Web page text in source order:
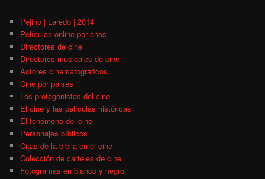
Pejino | Laredo | 2014
Películas online por años
Directores de cine
Directores musicales de cine
Actores cinematográficos
Cine por paises
Los protagonistas del cine
El cine y las películas históricas
El fenómeno del cine
Personajes bíblicos
Citas de la biblia en el cine
Colección de carteles de cine
Fotogramas en blanco y negro